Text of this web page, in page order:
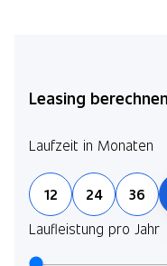
Leasing berechnen
Laufzeit in Monaten
12 24 36
Laufleistung pro Jahr